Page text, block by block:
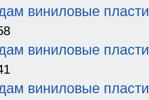
виниловые
виниловые
виниловые